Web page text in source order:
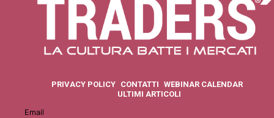
PRIVACY POLICY CONTATTI WEBINAR CALENDAR
ULTIMI ARTICOLI
Email